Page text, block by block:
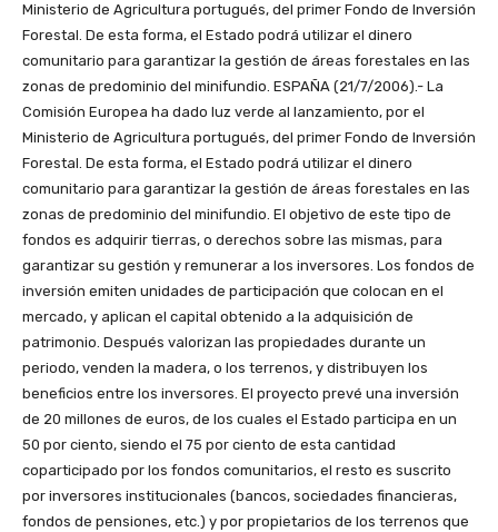
Ministerio de Agricultura portugués, del primer Fondo de Inversión
Forestal. De esta forma, el Estado podrá utilizar el dinero
comunitario para garantizar la gestión de áreas forestales en las
zonas de predominio del minifundio. ESPAÑA (21/7/2006).- La
Comisión Europea ha dado luz verde al lanzamiento, por el
Ministerio de Agricultura portugués, del primer Fondo de Inversión
Forestal. De esta forma, el Estado podrá utilizar el dinero
comunitario para garantizar la gestión de áreas forestales en las
zonas de predominio del minifundio. El objetivo de este tipo de
fondos es adquirir tierras, o derechos sobre las mismas, para
garantizar su gestión y remunerar a los inversores. Los fondos de
inversión emiten unidades de participación que colocan en el
mercado, y aplican el capital obtenido a la adquisición de
patrimonio. Después valorizan las propiedades durante un
periodo, venden la madera, o los terrenos, y distribuyen los
beneficios entre los inversores. El proyecto prevé una inversión
de 20 millones de euros, de los cuales el Estado participa en un
50 por ciento, siendo el 75 por ciento de esta cantidad
coparticipado por los fondos comunitarios, el resto es suscrito
por inversores institucionales (bancos, sociedades financieras,
fondos de pensiones, etc.) y por propietarios de los terrenos que